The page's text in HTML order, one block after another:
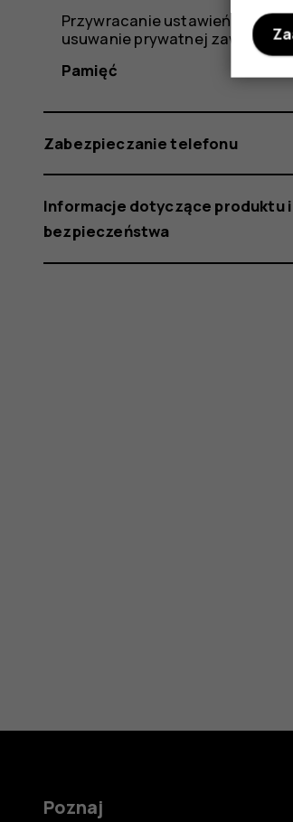
Przywracanie ustawień
usuwanie prywatnej
Pamięć
Zabezpieczanie telefonu
Informacje dotyczące produktu i
bezpieczeństwa
Poznaj